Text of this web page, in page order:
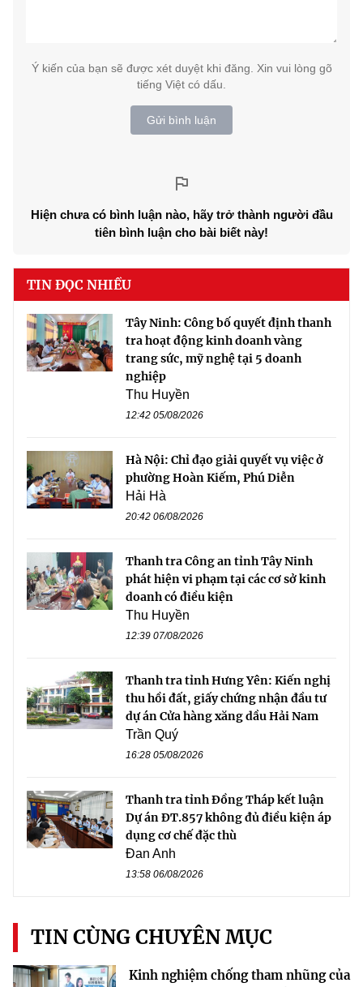
Ý kiến của bạn sẽ được xét duyệt khi đăng. Xin vui lòng gõ
tiếng Việt có dấu.
Gửi bình luận
Hiện chưa có bình luận nào, hãy trở thành người đầu
tiên bình luận cho bài biết này!
TIN ĐỌC NHIỀU
Tây Ninh: Công bố quyết định thanh
tra hoạt động kinh doanh vàng
trang sức, mỹ nghệ tại 5 doanh
nghiệp
Thu Huyền
12:42 05/08/2026
Hà Nội: Chỉ đạo giải quyết vụ việc ở
phường Hoàn Kiếm, Phú Diễn
Hải Hà
20:42 06/08/2026
Thanh tra Công an tỉnh Tây Ninh
phát hiện vi phạm tại các cơ sở kinh
doanh có điều kiện
Thu Huyền
12:39 07/08/2026
Thanh tra tỉnh Hưng Yên: Kiến nghị
thu hồi đất, giấy chứng nhận đầu tư
dự án Cửa hàng xăng dầu Hải Nam
Trần Quý
16:28 05/08/2026
Thanh tra tỉnh Đồng Tháp kết luận
Dự án ĐT.857 không đủ điều kiện áp
dụng cơ chế đặc thù
Đan Anh
13:58 06/08/2026
TIN CÙNG CHUYÊN MỤC
Kinh nghiệm chống tham nhũng của